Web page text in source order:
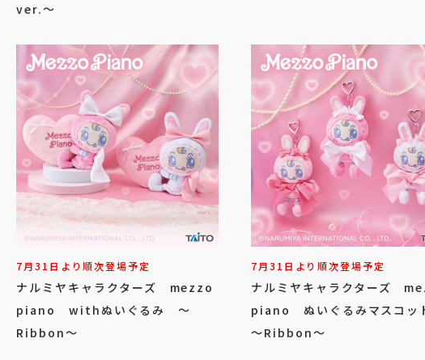
ver.～
7月31日より順次登場予定
ナルミヤキャラクターズ mezzo
piano withぬいぐるみ ～
Ribbon～
7月31日より順次登場予定
ナルミヤキャラクターズ
piano ぬいぐるみマスコ
～Ribbon～